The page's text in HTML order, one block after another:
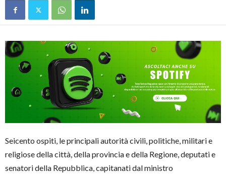
Seicento ospiti, le principali autorità civili, politiche, militari e
religiose della città, della provincia e della Regione, deputati e
senatori della Repubblica, capitanati dal ministro